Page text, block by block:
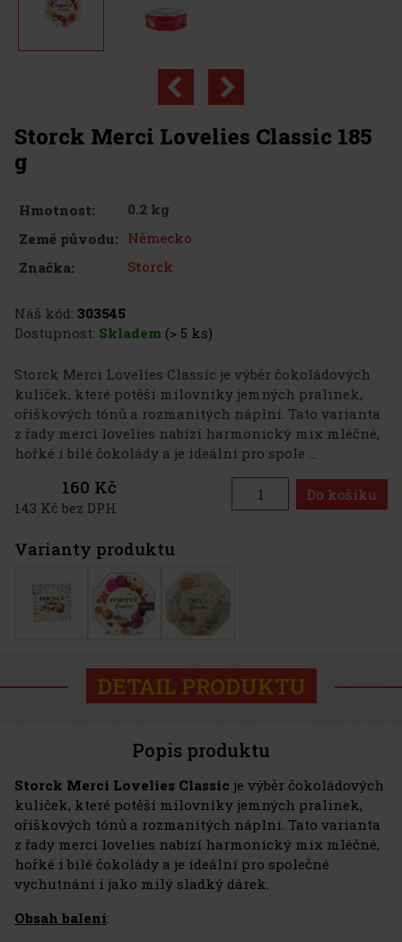
Storck Merci Lovelies Classic 185
g
Hmotnost:
0.2 kg
Země původu: Německo
Značka:
Storck
Náš kód: 303545
Dostupnost: Skladem (> 5 ks)
Storck Merci Lovelies Classic je výběr čokoládových
kuliček, které potěší milovníky jemných pralinek,
oříškových tónů a rozmanitých náplní. Tato varianta
z řady merci lovelies nabízí harmonický mix mléčné,
hořké i bílé čokolády a je ideální pro spole ...
160 Kč
143 Kč bez DPH
Do košíku
Varianty produktu
DETAIL PRODUKTU
Popis produktu
Storck Merci Lovelies Classic je výběr čokoládových
kuliček, které potěší milovníky jemných pralinek,
oříškových tónů a rozmanitých náplní. Tato varianta
z řady merci lovelies nabízí harmonický mix mléčné,
hořké i bílé čokolády a je ideální pro společné
vychutnání i jako milý sladký dárek.
Obsah balení: